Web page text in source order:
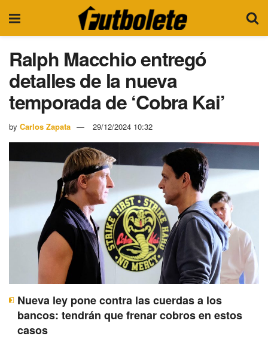
Ralph Macchio entregó
detalles de la nueva
temporada de ‘Cobra Kai’
by Carlos Zapata 29/12/2024 10:32
Nueva ley pone contra las cuerdas a los
bancos: tendrán que frenar cobros en estos
casos